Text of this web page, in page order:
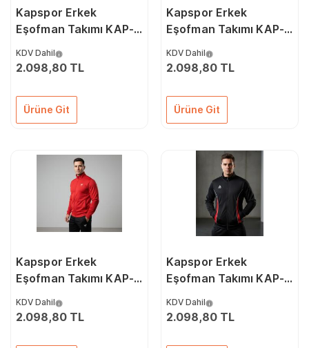
Kapspor Erkek
Eşofman Takımı KAP-
KDV Dahil
2.098,80 TL
Ürüne Git
Kapspor Erkek
Eşofman Takımı KAP-
KDV Dahil
2.098,80 TL
Ürüne Git
Kapspor Erkek
Eşofman Takımı KAP-
KDV Dahil
2.098,80 TL
Kapspor Erkek
Eşofman Takımı KAP-
KDV Dahil
2.098,80 TL